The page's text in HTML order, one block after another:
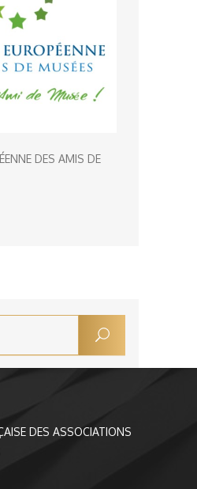
DES AMIS DE
DES ASSOCIATIONS